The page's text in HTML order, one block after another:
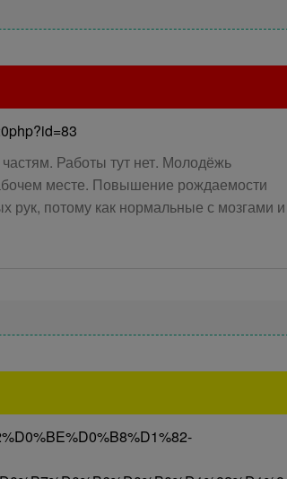
Работы тут нет. Молодёжь
месте. Повышение рождаемости
рук, потому как нормальные с мозгами и